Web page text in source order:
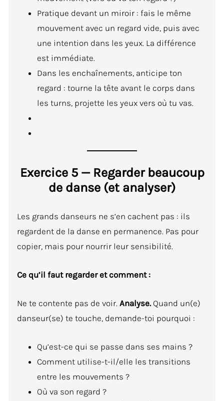
Pratique devant un miroir : fais le même
mouvement avec un regard vide, puis avec
une intention dans les yeux. La différence
est immédiate.
Dans les enchaînements, anticipe ton
regard : tourne la tête avant le corps dans
les turns, projette les yeux vers où tu vas.
Exercice 5 — Regarder beaucoup
de danse (et analyser)
Les grands danseurs ne s’en cachent pas : ils
regardent de la danse en permanence. Pas pour
copier, mais pour nourrir leur sensibilité.
Ce qu’il faut regarder et comment :
Ne te contente pas de voir.Analyse.Quand un(e)
danseur(se) te touche, demande-toi pourquoi :
Qu’est-ce qui se passe dans ses mains ?
Comment utilise-t-il/elle les transitions
entre les mouvements ?
Où va son regard ?